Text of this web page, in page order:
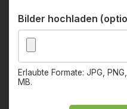
Bilder hochladen
Erlaubte Formate: JPG,
MB.